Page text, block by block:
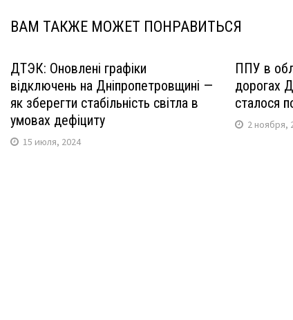
ВАМ ТАКЖЕ МОЖЕТ ПОНРАВИТЬСЯ
ДТЭК: Оновлені графіки
відключень на Дніпропетровщині —
як зберегти стабільність світла в
умовах дефіциту
15 июля, 2024
ППУ в
дорогах
сталося
2 ноября,